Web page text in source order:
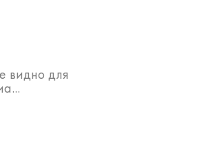
видно для